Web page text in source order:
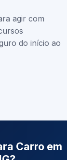
agir com
do início ao
Carro em